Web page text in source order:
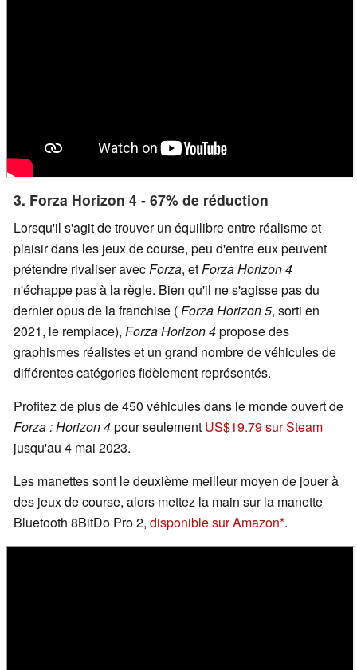
3. Forza Horizon 4 - 67% de réduction
Lorsqu'il s'agit de trouver un équilibre entre réalisme et
plaisir dans les jeux de course, peu d'entre eux peuvent
prétendre rivaliser avecForza, etForza Horizon 4
n'échappe pas à la règle. Bien qu'il ne s'agisse pas du
dernier opus de la franchise (Forza Horizon 5, sorti en
2021, le remplace), Forza Horizon 4propose des
graphismes réalistes et un grand nombre de véhicules de
différentes catégories fidèlement représentés.
Profitez de plus de 450 véhicules dans le monde ouvert de
Forza : Horizon 4pour seulement US$19.79 sur Steam
jusqu'au 4 mai 2023.
Les manettes sont le deuxième meilleur moyen de jouer à
des jeux de course, alors mettez la main sur la manette
Bluetooth 8BitDo Pro 2, disponible sur Amazon .